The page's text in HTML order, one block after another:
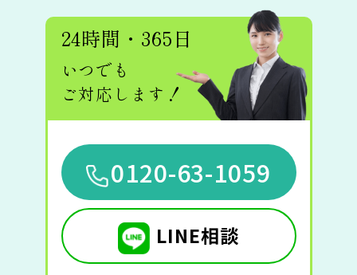
24時間・365日
いつでも
ご対応します！
0120-63-1059
LINE相談